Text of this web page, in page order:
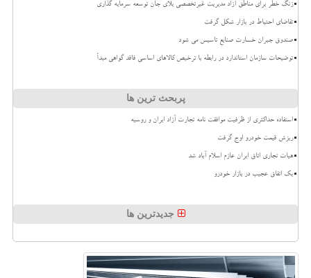
زنگ خطر برای مناطق آزاد مدیریت غیرتخصصی بلای جان توسعه سرمایه گذاری
تقاضای احتیاط در بازار شکل گرفت
صندوق جبران خسارت صنایع تاسیس می شود
توضیحات سازمان استاندارد در رابطه با ترخیص کالاهای اساسی فاقد گواهی مبدأ
پربحث ترین ها
استفاده حداکثری از ظرفیت موافقت نامه تجارت آزاد ایران و روسیه
ریزش قیمت خودرو اوج گرفت
هیات تجاری اتاق ایران عازم اسلام آباد شد
بک اتفاق عجیب در بازار خودرو
جدیدترین ها